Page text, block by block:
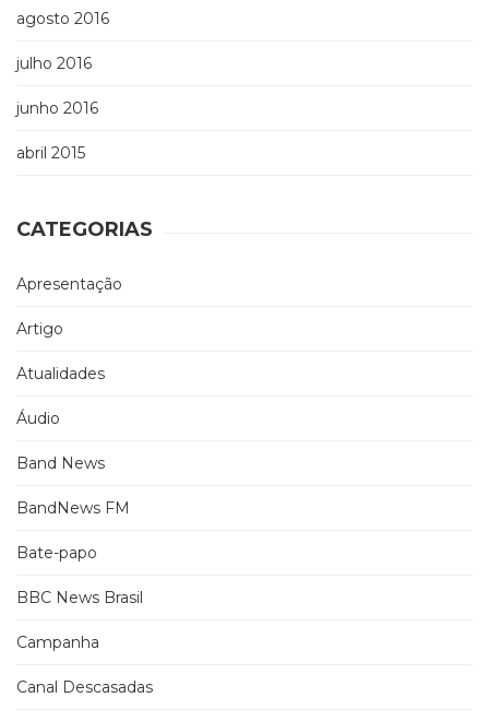
agosto 2016
julho 2016
junho 2016
abril 2015
CATEGORIAS
Apresentação
Artigo
Atualidades
Áudio
Band News
BandNews FM
Bate-papo
BBC News Brasil
Campanha
Canal Descasadas